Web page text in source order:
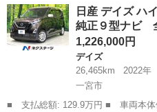
ェイスター Ｘ 後期 電動スライ
ｏｏｔｈ Ｌ...
愛知 一宮市 デイズ
日産 デイズ
純正９型ナビ
1,226,000円
デイズ
26,465km
2022年
一宮市
■ 支払総額: 129.9万円 ■ 車両本体価格： 1,226,000 円 ■ メーカ